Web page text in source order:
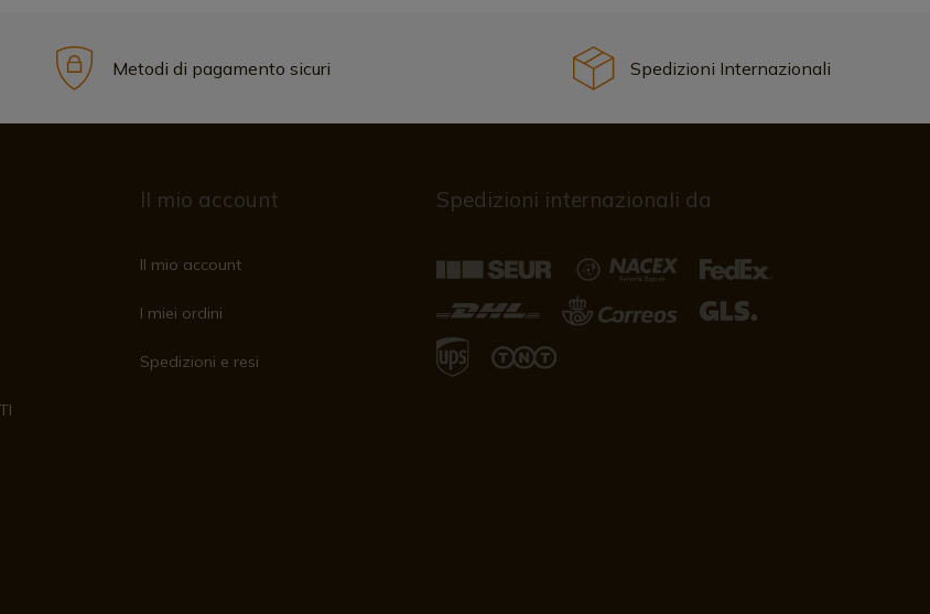
Metodi di pagamento sicuri Spedizioni Internazionali
Il mio account
Il mio account
I miei ordini
Spedizioni e resi
Spedizioni internazionali da